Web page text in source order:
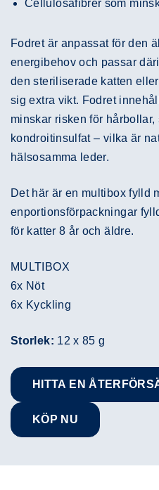
Cellulosafibrer som
Fodret är anpassat för den
energibehov och passar
den steriliserade katten
sig extra vikt. Fodret
minskar risken för
kondroitinsulfat – vilka är
hälsosamma leder.
Det här är en multibox fylld
enportionsförpackningar
för katter 8 år och äldre.
MULTIBOX
6x Nöt
6x Kyckling
Storlek: 12 x 85 g
HITTA EN
KÖP NU